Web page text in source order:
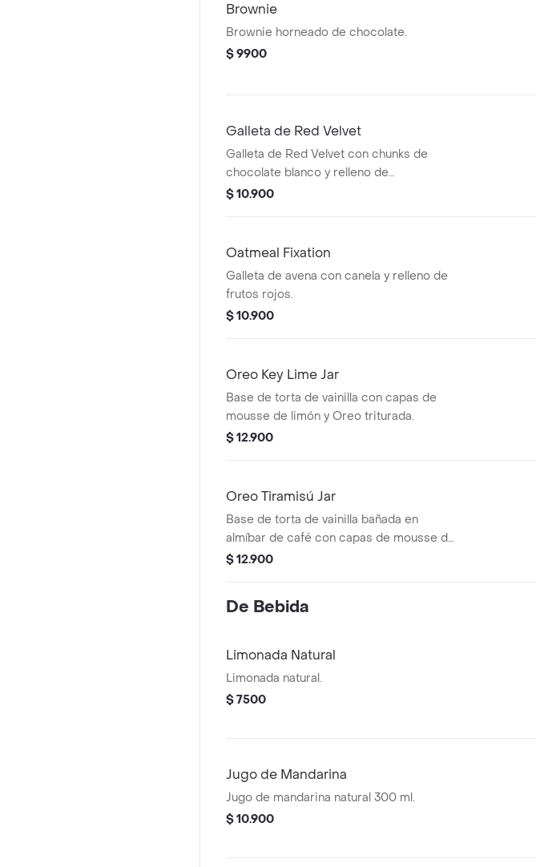
Brownie
Brownie horneado de chocolate.
$ 9900
Galleta de Red Velvet
Galleta de Red Velvet con chunks de
chocolate blanco y relleno de
Cheesecake.
$ 10.900
Oatmeal Fixation
Galleta de avena con canela y relleno de
frutos rojos.
$ 10.900
Oreo Key Lime Jar
Base de torta de vainilla con capas de
mousse de limón y Oreo triturada.
$ 12.900
Oreo Tiramisú Jar
Base de torta de vainilla bañada en
almíbar de café con capas de mousse de
tiramisú y Oreo.
$ 12.900
De Bebida
Limonada Natural
Limonada natural.
$ 7500
Jugo de Mandarina
Jugo de mandarina natural 300 ml.
$ 10.900